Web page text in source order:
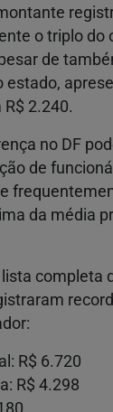
o triplo do
de
estado,
2.240.
no DF
de
da média
completa
R$ 6.720
R$ 4.298